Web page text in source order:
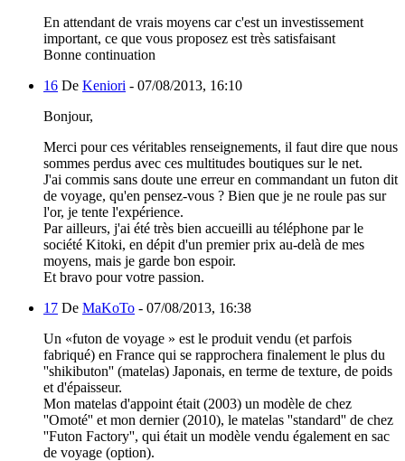
En attendant de vrais moyens car c'est un investissement
important, ce que vous proposez est très satisfaisant
Bonne continuation
16 De Keniori - 07/08/2013, 16:10
Bonjour,
Merci pour ces véritables renseignements, il faut dire que nous
sommes perdus avec ces multitudes boutiques sur le net.
J'ai commis sans doute une erreur en commandant un futon dit
de voyage, qu'en pensez-vous ? Bien que je ne roule pas sur
l'or, je tente l'expérience.
Par ailleurs, j'ai été très bien accueilli au téléphone par le
société Kitoki, en dépit d'un premier prix au-delà de mes
moyens, mais je garde bon espoir.
Et bravo pour votre passion.
17 De MaKoTo - 07/08/2013, 16:38
Un «futon de voyage » est le produit vendu (et parfois
fabriqué) en France qui se rapprochera finalement le plus du
''shikibuton'' (matelas) Japonais, en terme de texture, de poids
et d'épaisseur.
Mon matelas d'appoint était (2003) un modèle de chez
''Omoté'' et mon dernier (2010), le matelas ''standard'' de chez
''Futon Factory'', qui était un modèle vendu également en sac
de voyage (option).